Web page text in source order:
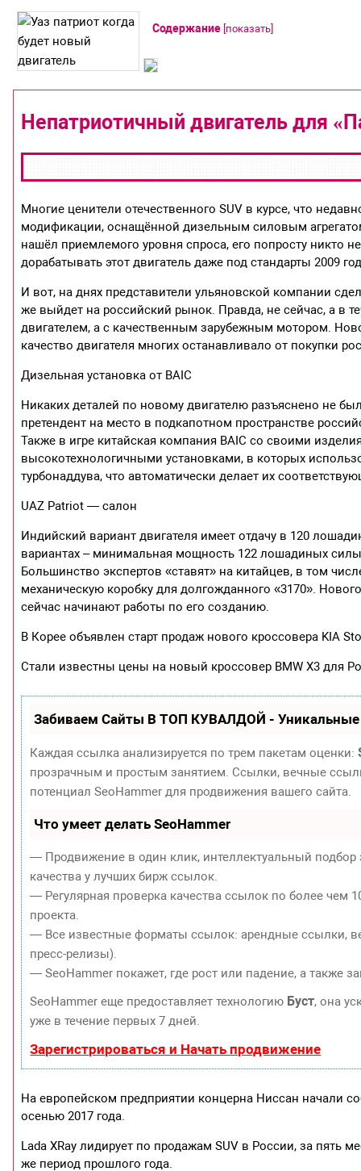
Содержание [показать]
Непатриотичный двигатель для
Многие ценители отечественного SUV в курсе, что
модификации, оснащённой дизельным силовым
нашёл приемлемого уровня спроса, его попросту никто
дорабатывать этот двигатель даже под стандарты 2009
И вот, на днях представители ульяновской компании
же выйдет на российский рынок. Правда, не сейчас, а в
двигателем, а с качественным зарубежным мотором.
качество двигателя многих останавливало от покупки
Дизельная установка от BAIC
Никаких деталей по новому двигателю разъяснено не
претендент на место в подкапотном пространстве
Также в игре китайская компания BAIC со своими
высокотехнологичными установками, в которых
турбонаддува, что автоматически делает их
UAZ Patriot — салон
Индийский вариант двигателя имеет отдачу в 120
вариантах – минимальная мощность 122 лошадиных
Большинство экспертов «ставят» на китайцев, в том
механическую коробку для долгожданного «3170».
сейчас начинают работы по его созданию.
В Корее объявлен старт продаж нового кроссовера KIA
Стали известны цены на новый кроссовер BMW X3 для
Забиваем Сайты В ТОП КУВАЛДОЙ - Уникальные
Каждая ссылка анализируется по трем пакетам оценки:
прозрачным и простым занятием. Ссылки, вечные
потенциал SeoHammer для продвижения вашего сайта.
Что умеет делать SeoHammer
— Продвижение в один клик, интеллектуальный
качества у лучших бирж ссылок.
— Регулярная проверка качества ссылок по более чем
проекта.
— Все известные форматы ссылок: арендные ссылки,
пресс-релизы).
— SeoHammer покажет, где рост или падение, а также
SeoHammer еще предоставляет технологию Буст, она
уже в течение первых 7 дней.
Зарегистрироваться и Начать продвижение
На европейском предприятии концерна Ниссан начали
осенью 2017 года.
Lada XRay лидирует по продажам SUV в России, за пять
же период прошлого года.